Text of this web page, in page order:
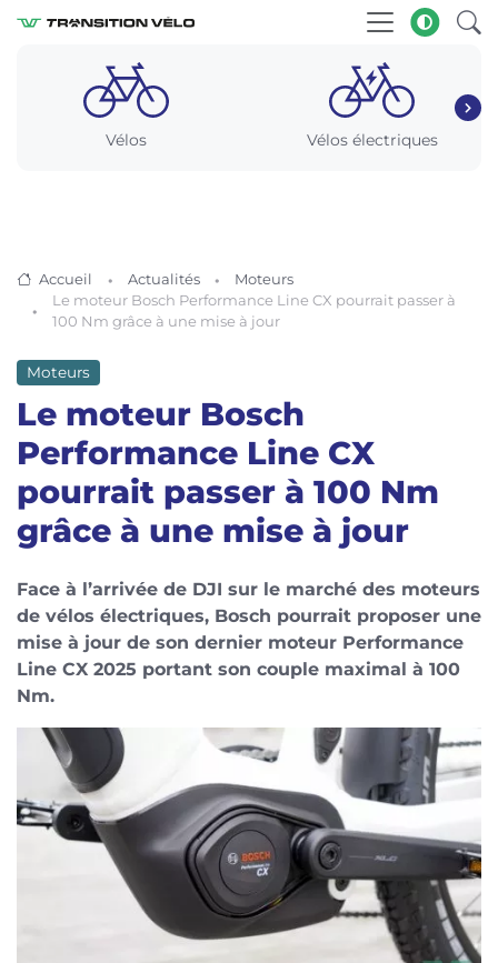
Vélos Vélos électriques
Accueil Actualités
Moteurs
Le moteur Bosch Performance Line CX pourrait passer à
100 Nm grâce à une mise à jour
Moteurs
Le moteur Bosch
Performance Line CX
pourrait passer à 100 Nm
grâce à une mise à jour
Face à l’arrivée de DJI sur le marché des moteurs
de vélos électriques, Bosch pourrait proposer une
mise à jour de son dernier moteur Performance
Line CX 2025 portant son couple maximal à 100
Nm.